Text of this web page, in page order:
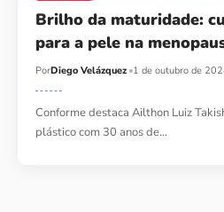
Brilho da maturidade:
para a pele na
PorDiego Velázquez 1 de outubro de
Conforme destaca Ailthon Luiz
plástico com 30 anos de…